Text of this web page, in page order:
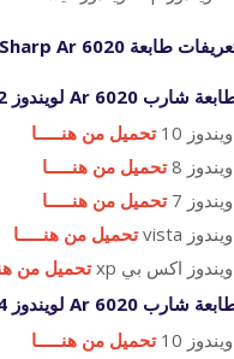
طابعة Sharp Ar 6020 لجميع نظام التشغيل
شارب Ar 6020 لويندوز 32 بت
ويندوز 10
تحميل من هنـــــا
ويندوز 8
تحميل من هنـــــا
ويندوز 7
تحميل من هنـــــا
ويندوز vista
تحميل من هنـــــا
ويندوز اكس بي xp
تحميل من
شارب Ar 6020 لويندوز 64 بت
ويندوز 10
تحميل من هنـــــا